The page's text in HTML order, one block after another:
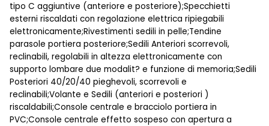
tipo C aggiuntive (anteriore e posteriore);Specchietti
esterni riscaldati con regolazione elettrica ripiegabili
elettronicamente;Rivestimenti sedili in pelle;Tendine
parasole portiera posteriore;Sedili Anteriori scorrevoli,
reclinabili, regolabili in altezza elettronicamente con
supporto lombare due modalit? e funzione di memoria;Sedili
Posteriori 40/20/40 pieghevoli, scorrevoli e
reclinabili;Volante e Sedili (anteriori e posteriori )
riscaldabili;Console centrale e bracciolo portiera in
PVC;Console centrale effetto sospeso con apertura a